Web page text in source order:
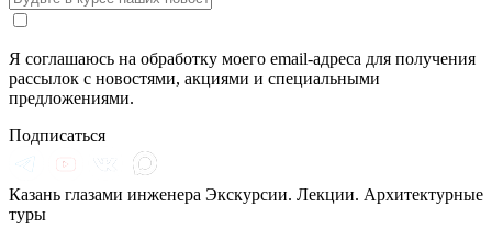
Я соглашаюсь на обработку моего email-адреса для получения
рассылок с новостями, акциями и специальными
предложениями.
Подписаться
Казань глазами инженера Экскурсии. Лекции. Архитектурные
туры